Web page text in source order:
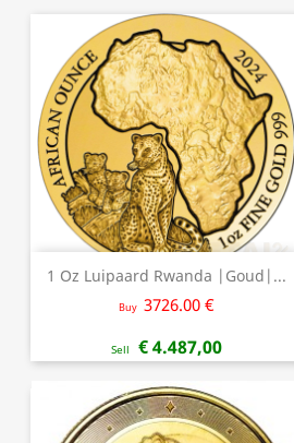
1 Oz Luipaard Rwanda |Goud|...
Buy 3726.00 €
Sell € 4.487,00